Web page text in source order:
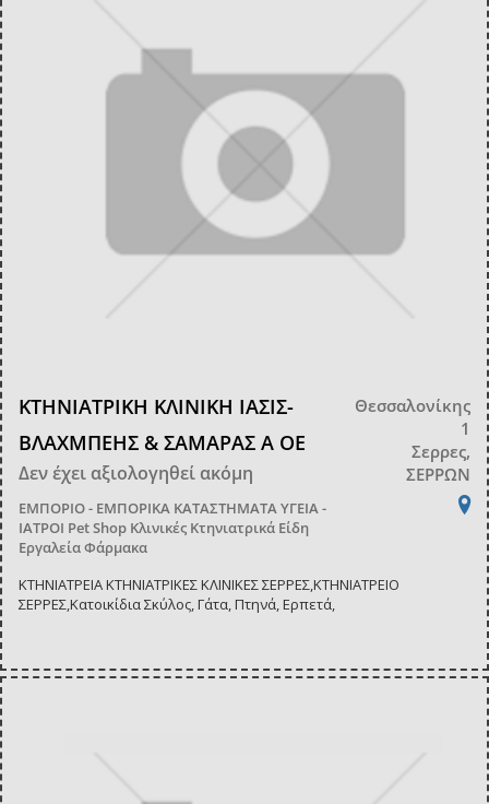
ΚΤΗΝΙΑΤΡΙΚΗ ΚΛΙΝΙΚΗ ΙΑΣΙΣ-
ΒΛΑΧΜΠΕΗΣ & ΣΑΜΑΡΑΣ Α ΟΕ
Δεν έχει αξιολογηθεί ακόμη
ΕΜΠΟΡΙΟ - ΕΜΠΟΡΙΚΑ ΚΑΤΑΣΤΗΜΑΤΑΥΓΕΙΑ -
ΙΑΤΡΟΙ Pet Shop Κλινικές Κτηνιατρικά Είδη
Εργαλεία Φάρμακα
Θεσσαλονίκης
1
Σερρες,
ΣΕΡΡΩΝ
ΚΤΗΝΙΑΤΡΕΙΑ ΚΤΗΝΙΑΤΡΙΚΕΣ ΚΛΙΝΙΚΕΣ ΣΕΡΡΕΣ,ΚΤΗΝΙΑΤΡΕΙΟ
ΣΕΡΡΕΣ,Κατοικίδια Σκύλος, Γάτα, Πτηνά, Ερπετά,